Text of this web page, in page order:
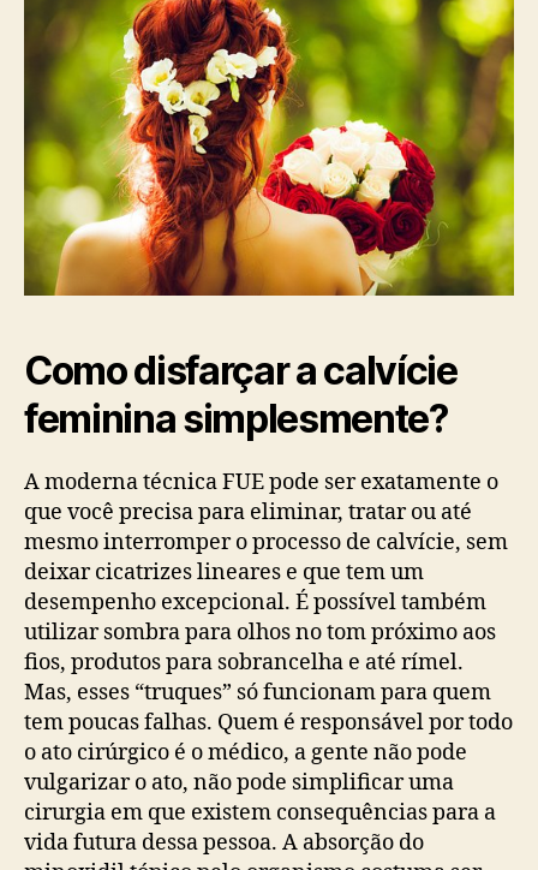
Como disfarçar a calvície
feminina simplesmente?
A moderna técnica FUE pode ser exatamente o
que você precisa para eliminar, tratar ou até
mesmo interromper o processo de calvície, sem
deixar cicatrizes lineares e que tem um
desempenho excepcional. É possível também
utilizar sombra para olhos no tom próximo aos
fios, produtos para sobrancelha e até rímel.
Mas, esses “truques” só funcionam para quem
tem poucas falhas. Quem é responsável por todo
o ato cirúrgico é o médico, a gente não pode
vulgarizar o ato, não pode simplificar uma
cirurgia em que existem consequências para a
vida futura dessa pessoa. A absorção do